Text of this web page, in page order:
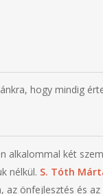
hogy mindig
alkalommal két
nélkül. S. Tóth
az önfejlesztés és